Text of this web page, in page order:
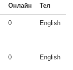
Онлайн Тел
0 English
0 English